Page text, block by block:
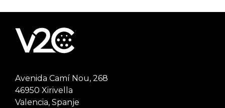
Avenida Camí Nou, 268
46950 Xirivella
Valencia, Spanje